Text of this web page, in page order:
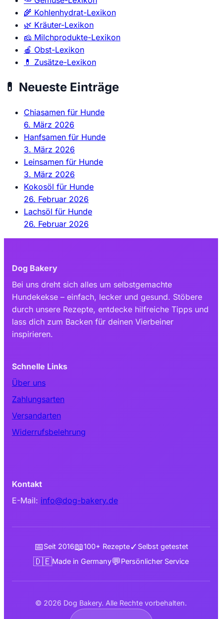
🌾 Kohlenhydrat-Lexikon
🌿 Kräuter-Lexikon
🧀 Milchprodukte-Lexikon
🍎 Obst-Lexikon
💊 Zusätze-Lexikon
💊 Neueste Einträge
Chiasamen für Hunde
6. März 2026
Hanfsamen für Hunde
3. März 2026
Leinsamen für Hunde
3. März 2026
Kokosöl für Hunde
26. Februar 2026
Lachsöl für Hunde
26. Februar 2026
Dog Bakery
Bei uns dreht sich alles um selbstgemachte
Hundekekse – einfach, lecker und gesund. Stöbere
durch unsere Rezepte, entdecke hilfreiche Tipps und
lass dich zum Backen für deinen Vierbeiner
inspirieren.
Schnelle Links
Über uns
Zahlungsarten
Versandarten
Widerrufsbelehrung
Kontakt
E-Mail: info@dog-bakery.de
📅Seit 2016📖100+ Rezepte✓ Selbst getestet
🇩🇪Made in Germany💬Persönlicher Service
© 2026 Dog Bakery. Alle Rechte vorbehalten.